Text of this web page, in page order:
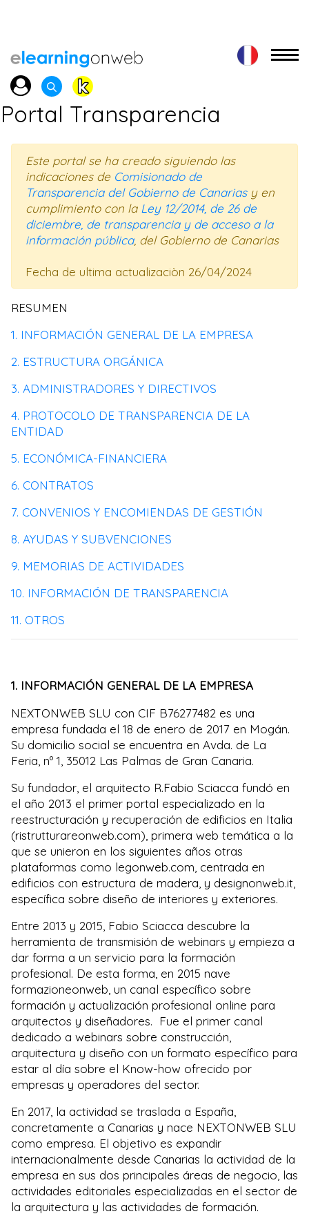
Portal Transparencia
Este portal se ha creado siguiendo las
indicaciones de Comisionado de
Transparencia del Gobierno de Canariasy en
cumplimiento con la Ley 12/2014, de 26 de
diciembre, de transparencia y de acceso a la
información pública, del Gobierno de Canarias
Fecha de ultima actualizaciòn 26/04/2024
RESUMEN
1. INFORMACIÓN GENERAL DE LA EMPRESA
2. ESTRUCTURA ORGÁNICA
3. ADMINISTRADORES Y DIRECTIVOS
4. PROTOCOLO DE TRANSPARENCIA DE LA
ENTIDAD
5. ECONÓMICA-FINANCIERA
6. CONTRATOS
7. CONVENIOS Y ENCOMIENDAS DE GESTIÓN
8. AYUDAS Y SUBVENCIONES
9. MEMORIAS DE ACTIVIDADES
10. INFORMACIÓN DE TRANSPARENCIA
11. OTROS
1. INFORMACIÓN GENERAL DE LA EMPRESA
NEXTONWEB SLU con CIF B76277482 es una
empresa fundada el 18 de enero de 2017 en Mogán.
Su domicilio social se encuentra en Avda. de La
Feria, nº 1, 35012 Las Palmas de Gran Canaria.
Su fundador, el arquitecto R.Fabio Sciacca fundó en
el año 2013 el primer portal especializado en la
reestructuración y recuperación de edificios en Italia
(ristrutturareonweb.com), primera web temática a la
que se unieron en los siguientes años otras
plataformas como legonweb.com, centrada en
edificios con estructura de madera, y designonweb.it,
específica sobre diseño de interiores y exteriores.
Entre 2013 y 2015, Fabio Sciacca descubre la
herramienta de transmisión de webinars y empieza a
dar forma a un servicio para la formación
profesional. De esta forma, en 2015 nave
formazioneonweb, un canal específico sobre
formación y actualización profesional online para
arquitectos y diseñadores. Fue el primer canal
dedicado a webinars sobre construcción,
arquitectura y diseño con un formato específico para
estar al día sobre el Know-how ofrecido por
empresas y operadores del sector.
En 2017, la actividad se traslada a España,
concretamente a Canarias y nace NEXTONWEB SLU
como empresa. El objetivo es expandir
internacionalmente desde Canarias la actividad de la
empresa en sus dos principales áreas de negocio, las
actividades editoriales especializadas en el sector de
la arquitectura y las actividades de formación.